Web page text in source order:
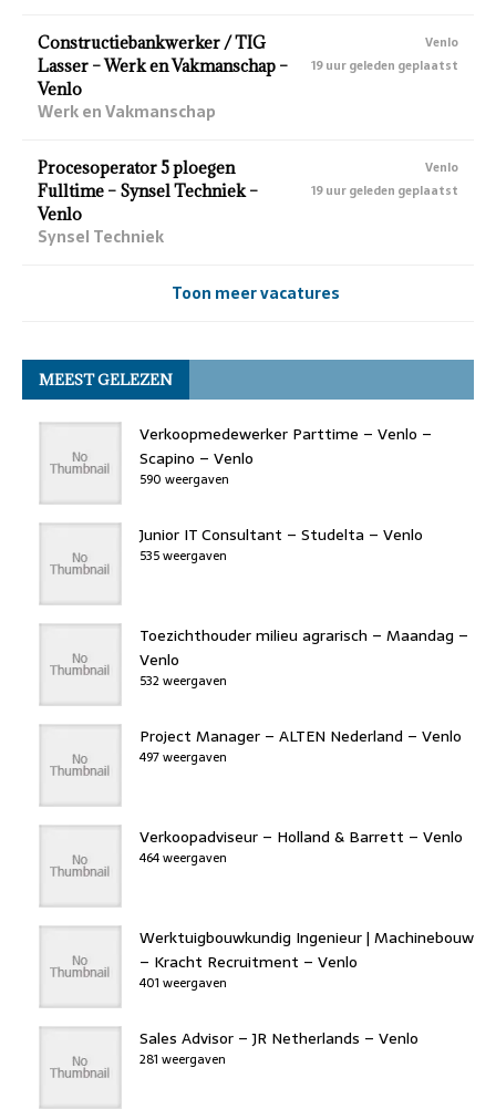
Constructiebankwerker / TIG
Lasser – Werk en Vakmanschap –
Venlo
Werk en Vakmanschap
Venlo
19 uur geleden geplaatst
Procesoperator 5 ploegen
Fulltime – Synsel Techniek –
Venlo
Synsel Techniek
Venlo
19 uur geleden geplaatst
Toon meer vacatures
MEEST GELEZEN
Verkoopmedewerker Parttime – Venlo –
Scapino – Venlo
590 weergaven
Junior IT Consultant – Studelta – Venlo
535 weergaven
Toezichthouder milieu agrarisch – Maandag –
Venlo
532 weergaven
Project Manager – ALTEN Nederland – Venlo
497 weergaven
Verkoopadviseur – Holland & Barrett – Venlo
464 weergaven
Werktuigbouwkundig Ingenieur | Machinebouw
– Kracht Recruitment – Venlo
401 weergaven
Sales Advisor – JR Netherlands – Venlo
281 weergaven